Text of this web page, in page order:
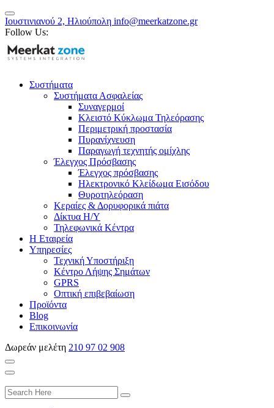
Ιουστινιανού 2, Ηλιούπολη info@meerkatzone.gr
Follow Us:
Συστήματα
Συστήματα Ασφαλείας
Συναγερμοί
Κλειστό Κύκλωμα Τηλεόρασης
Περιμετρική προστασία
Πυρανίχνευση
Παραγωγή τεχνητής ομίχλης
Έλεγχος Πρόσβασης
Έλεγχος πρόσβασης
Ηλεκτρονικό Κλείδωμα Εισόδου
Θυροτηλεόραση
Κεραίες & Δορυφορικά πιάτα
Δίκτυα Η/Υ
Τηλεφωνικά Κέντρα
Η Εταιρεία
Υπηρεσίες
Τεχνική Υποστήριξη
Κέντρο Λήψης Σημάτων
GPRS
Οπτική επιβεβαίωση
Προϊόντα
Blog
Επικοινωνία
Δωρεάν μελέτη 210 97 02 908